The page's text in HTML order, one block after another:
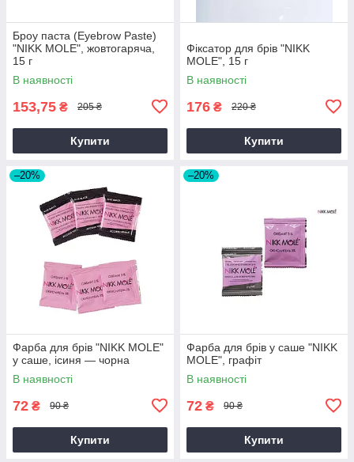
Броу паста (Eyebrow Paste)
"NIKK MOLE", жовтогаряча,
15 г
В наявності
153,75 ₴ 205 ₴
Купити
Фіксатор для брів "NIKK
MOLE", 15 г
В наявності
176 ₴ 220 ₴
Купити
–20%
Фарба для брів "NIKK MOLE"
у саше, ісиня — чорна
В наявності
72 ₴ 90 ₴
Купити
–20%
Фарба для брів у саше "NIKK
MOLE", графіт
В наявності
72 ₴ 90 ₴
Купити